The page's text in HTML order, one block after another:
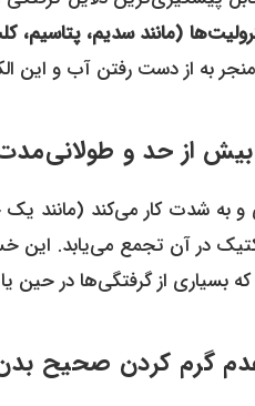
(مانند سدیم، پتاسیم،
به از دست رفتن آب و این
به شدت کار می‌کند (مانند
در آن تجمع می‌یابد.
بسیاری از گرفتگی‌ها در